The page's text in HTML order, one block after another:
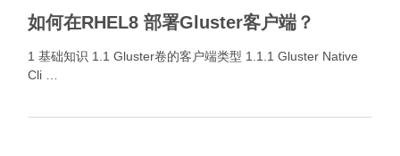
如何在RHEL8 部署Gluster客户端？
1 基础知识 1.1 Gluster卷的客户端类型 1.1.1 Gluster Native
Cli …